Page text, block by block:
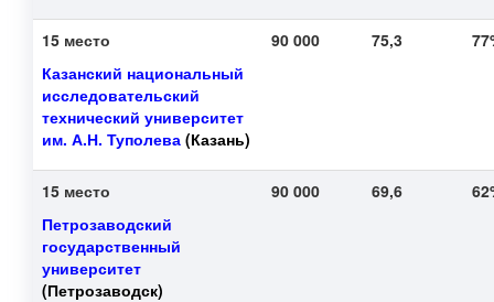
15 место
Казанский национальный
исследовательский
технический университет
им. А.Н. Туполева (Казань)
90 000 75,3
15 место
Петрозаводский
государственный
университет
(Петрозаводск)
90 000 69,6